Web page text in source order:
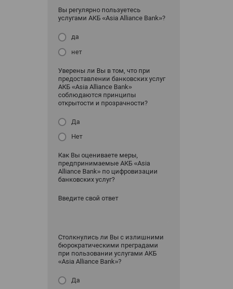
Вы регулярно пользуетесь
услугами АКБ «Asia Alliance Bank»?
да
нет
Уверены ли Вы в том, что при
предоставлении банковских услуг
АКБ «Asia Alliance Bank»
соблюдаются принципы
открытости и прозрачности?
Да
Нет
Как Вы оцениваете меры,
предпринимаемые АКБ «Asia
Alliance Bank» по цифровизации
банковских услуг?
Введите свой ответ
Столкнулись ли Вы с излишними
бюрократическими преградами
при пользовании услугами АКБ
«Asia Alliance Bank»?
Да